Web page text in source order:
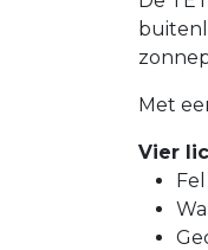
Met
Vier